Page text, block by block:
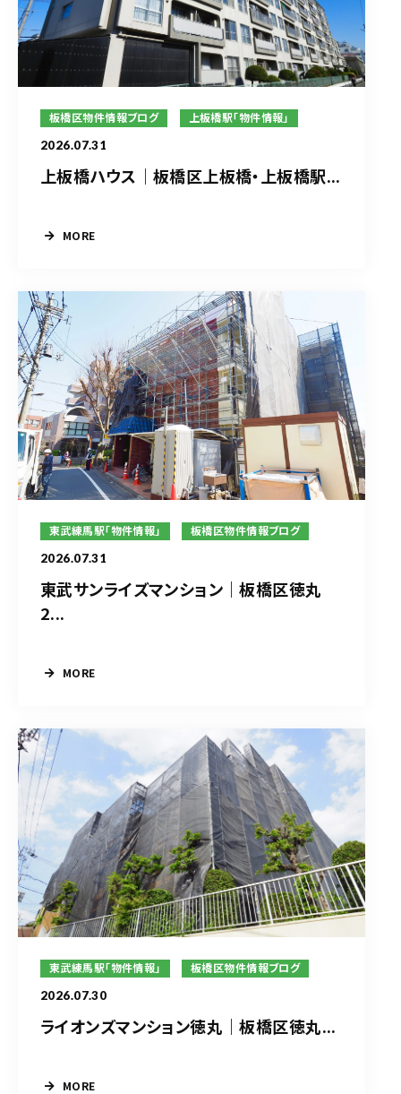
板橋区物件情報ブログ 上板橋駅「物件情報」
2026.07.31
上板橋ハウス｜板橋区上板橋・上板橋駅...
MORE
東武練馬駅「物件情報」 板橋区物件情報ブログ
2026.07.31
東武サンライズマンション｜板橋区徳丸
2...
MORE
東武練馬駅「物件情報」 板橋区物件情報ブログ
2026.07.30
ライオンズマンション徳丸｜板橋区徳丸...
MORE